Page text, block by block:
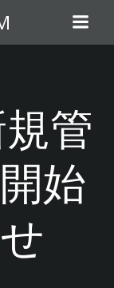
管
始